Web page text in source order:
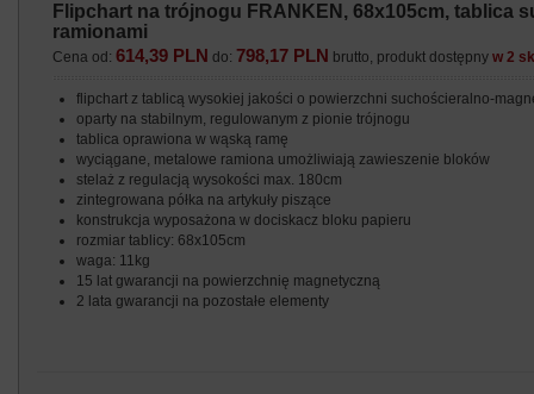
Flipchart na trójnogu FRANKEN, 68x105cm, tablica
ramionami
Cena od:614,39 PLN do: 798,17 PLN brutto, produkt dostępnyw 2
flipchart z tablicą wysokiej jakości o powierzchni suchościeralno-
oparty na stabilnym, regulowanym z pionie trójnogu
tablica oprawiona w wąską ramę
wyciągane, metalowe ramiona umożliwiają zawieszenie bloków
stelaż z regulacją wysokości max. 180cm
zintegrowana półka na artykuły piszące
konstrukcja wyposażona w dociskacz bloku papieru
rozmiar tablicy: 68x105cm
waga: 11kg
15 lat gwarancji na powierzchnię magnetyczną
2 lata gwarancji na pozostałe elementy
Polityka prywatności (rozwiń)
Klauzula Informacyjna (rozwiń)